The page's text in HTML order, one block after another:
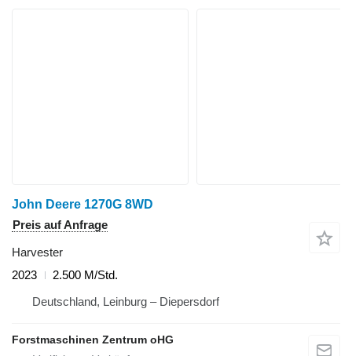
John Deere 1270G 8WD
Preis auf Anfrage
Harvester
2023
2.500 M/Std.
Deutschland, Leinburg – Diepersdorf
Forstmaschinen Zentrum oHG